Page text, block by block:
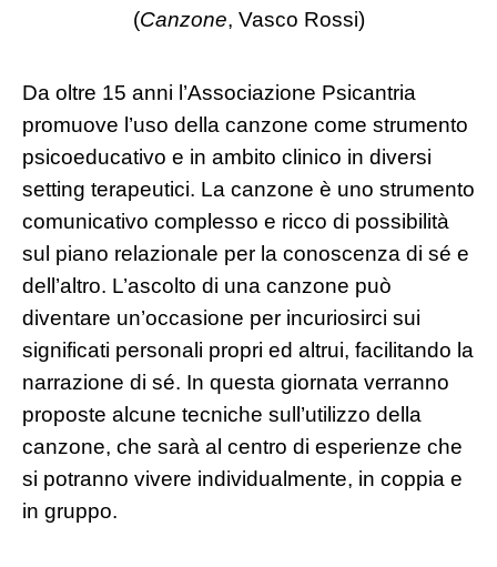
(Canzone, Vasco Rossi)
Da oltre 15 anni l’Associazione Psicantria
promuove l’uso della canzone come strumento
psicoeducativo e in ambito clinico in diversi
setting terapeutici. La canzone è uno strumento
comunicativo complesso e ricco di possibilità
sul piano relazionale per la conoscenza di sé e
dell’altro. L’ascolto di una canzone può
diventare un’occasione per incuriosirci sui
significati personali propri ed altrui, facilitando la
narrazione di sé. In questa giornata verranno
proposte alcune tecniche sull’utilizzo della
canzone, che sarà al centro di esperienze che
si potranno vivere individualmente, in coppia e
in gruppo.